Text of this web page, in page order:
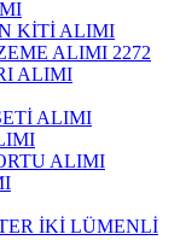
KİTİ ALIMI
ALIMI 2272
ALIMI
ALIMI
ALIMI
İKİ LÜMENLİ